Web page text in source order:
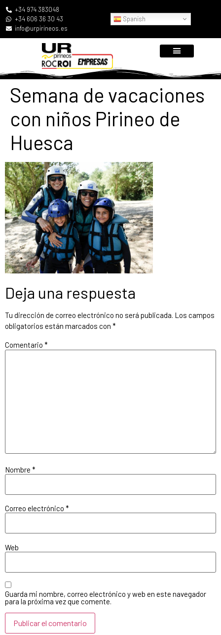
+34 974 383048
+34 606 36 30 43
info@urpirineos.es
Spanish
Semana de vacaciones
con niños Pirineo de
Huesca
Deja una respuesta
Tu dirección de correo electrónico no será publicada. Los campos
obligatorios están marcados con *
Comentario *
Nombre *
Correo electrónico *
Web
Guarda mi nombre, correo electrónico y web en este navegador
para la próxima vez que comente.